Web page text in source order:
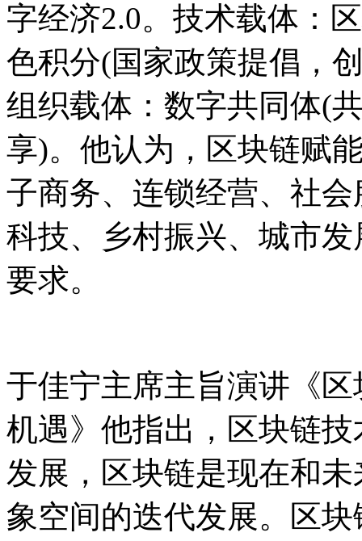
字经济2.0。技术载体：
色积分(国家政策提倡，
组织载体：数字共同体(
享)。他认为，区块链赋
子商务、连锁经营、社
科技、乡村振兴、城市
要求。
于佳宁主席主旨演讲《
机遇》他指出，区块链
发展，区块链是现在和
象空间的迭代发展。区